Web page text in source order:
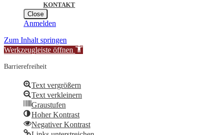
KONTAKT
Close
Anmelden
Zum Inhalt springen
Werkzeugleiste öffnen
Barrierefreiheit
Text vergrößern
Text verkleinern
Graustufen
Hoher Kontrast
Negativer Kontrast